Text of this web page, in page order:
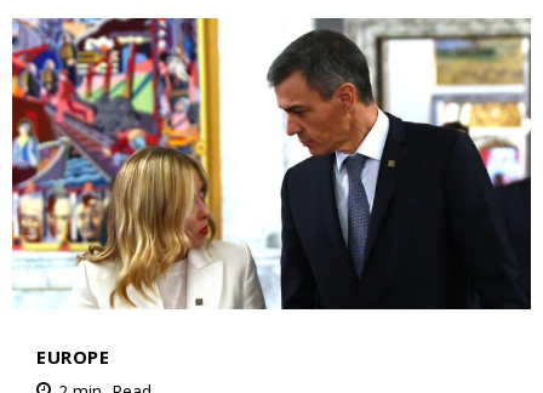
le1.ma
l'intelligence de
l'information